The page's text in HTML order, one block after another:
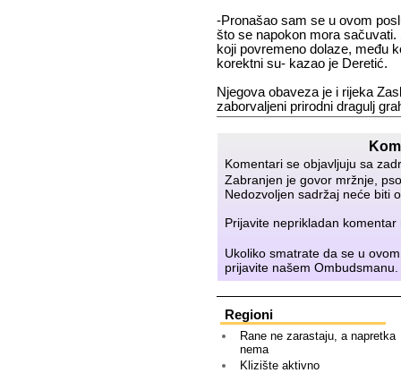
-Pronašao sam se u ovom
što se napokon mora
koji povremeno dolaze, među
korektni su- kazao je Deretić.
Njegova obaveza je i rijeka
zaborvaljeni prirodni dragulj
Komentari se objavljuju sa
Zabranjen je govor mržnje,
Nedozvoljen sadržaj neće biti
Prijavite neprikladan
Ukoliko smatrate da se u
prijavite našemOmbudsmanu
Regioni
Rane ne zarastaju, a napretka
nema
Klizište aktivno